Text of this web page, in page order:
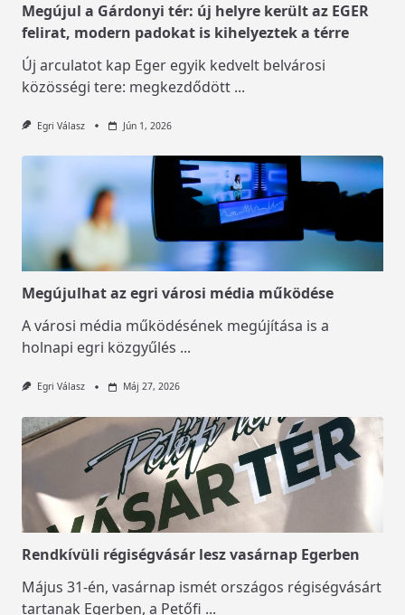
Megújul a Gárdonyi tér: új helyre került az EGER
felirat, modern padokat is kihelyeztek a térre
Új arculatot kap Eger egyik kedvelt belvárosi
közösségi tere: megkezdődött ...
Egri Válasz Jún 1, 2026
Megújulhat az egri városi média működése
A városi média működésének megújítása is a
holnapi egri közgyűlés ...
Egri Válasz Máj 27, 2026
Rendkívüli régiségvásár lesz vasárnap Egerben
Május 31-én, vasárnap ismét országos régiségvásárt
tartanak Egerben, a Petőfi ...